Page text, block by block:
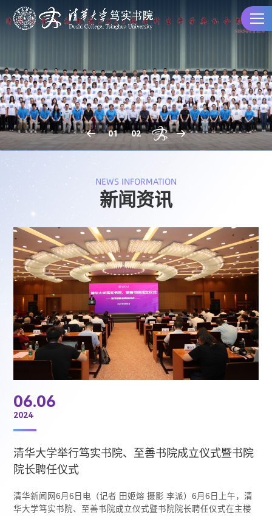
01 02
NEWS INFORMATION
新闻资讯
06.06
2024
清华大学举行笃实书院、至善书院成立仪式暨书院
院长聘任仪式
清华新闻网6月6日电（记者 田姬熔 摄影 李派）6月6日上午，清
华大学笃实书院、至善书院成立仪式暨书院院长聘任仪式在主楼